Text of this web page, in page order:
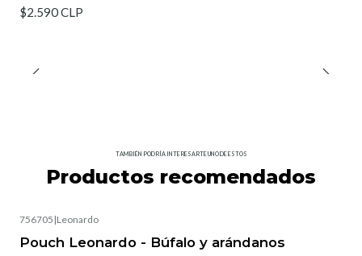
$2.590 CLP
TAMBIÉN PODRÍA INTERESARTE UNO DE ESTOS
Productos recomendados
756705 |Leonardo
Pouch Leonardo - Búfalo y arándanos